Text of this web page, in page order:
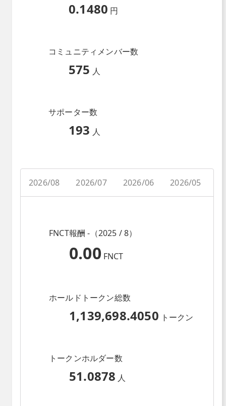
0.1480 円
コミュニティメンバー数
575 人
サポーター数
193 人
2026/08 2026/07 2026/06 2026/05
FNCT報酬 -（2025 / 8）
0.00 FNCT
ホールドトークン総数
1,139,698.4050 トークン
トークンホルダー数
51.0878 人